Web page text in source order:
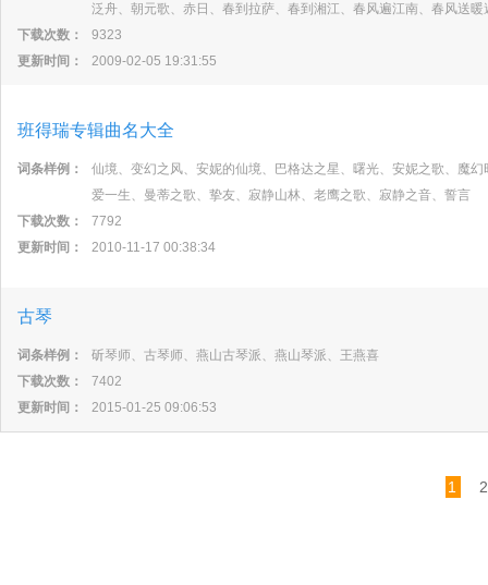
泛舟、朝元歌、赤日、春到拉萨、春到湘江、春风遍江南、春风送暖
下载次数：
9323
更新时间：
2009-02-05 19:31:55
班得瑞专辑曲名大全
词条样例：
仙境、变幻之风、安妮的仙境、巴格达之星、曙光、安妮之歌、魔
爱一生、曼蒂之歌、挚友、寂静山林、老鹰之歌、寂静之音、誓言
下载次数：
7792
更新时间：
2010-11-17 00:38:34
古琴
词条样例：
斫琴师、古琴师、燕山古琴派、燕山琴派、王燕喜
下载次数：
7402
更新时间：
2015-01-25 09:06:53
1 2